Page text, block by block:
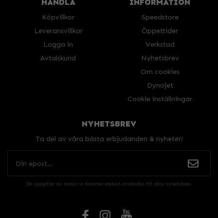
HANDLA
Köpvillkor
Leveransvillkor
Logga in
Avtalskund
INFORMATION
Speedstore
Öppettider
Verkstad
Nyhetsbrev
Om cookies
Dynojet
Cookie inställningar
NYHETSBREV
Ta del av våra bästa erbjudanden & nyheter!
De uppgifter du matar in kommer endast användas till våra nyhetsbrev.